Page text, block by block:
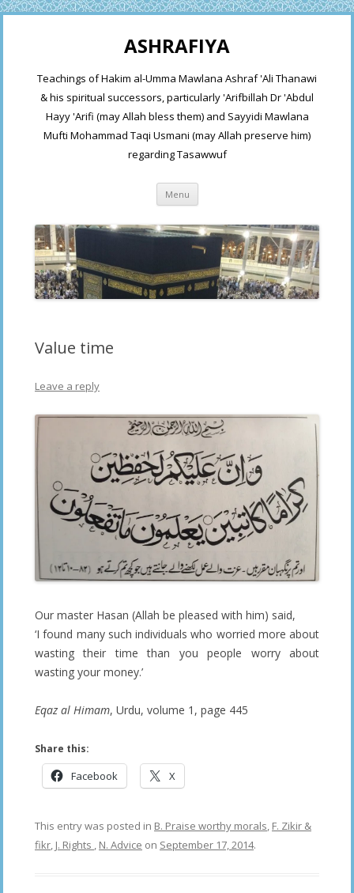
ASHRAFIYA
Teachings of Hakim al-Umma Mawlana Ashraf 'Ali Thanawi
& his spiritual successors, particularly 'Arifbillah Dr 'Abdul
Hayy 'Arifi (may Allah bless them) and Sayyidi Mawlana
Mufti Mohammad Taqi Usmani (may Allah preserve him)
regarding Tasawwuf
Menu Skip
content
Value time
Leave a reply
Our master Hasan (Allah be pleased with him) said,
‘I found many such individuals who worried more about
wasting their time than you people worry about
wasting your money.’
Eqaz al Himam, Urdu, volume 1, page 445
Share this:
Facebook X
This entry was posted in B. Praise worthy morals, F. Zikir &
fikr, J. Rights , N. Advice on September 17, 2014.